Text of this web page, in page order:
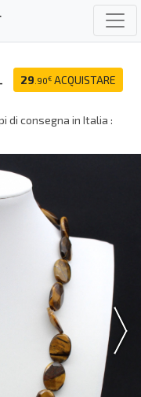
29 .90€ ACQUISTARE
di consegna in Italia :